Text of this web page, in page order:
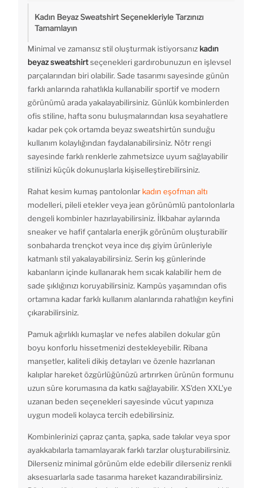
Kadın Beyaz Sweatshirt Seçenekleriyle Tarzınızı
Tamamlayın
Minimal ve zamansız stil oluşturmak istiyorsanız kadın
beyaz sweatshirtseçenekleri gardırobunuzun en işlevsel
parçalarından biri olabilir. Sade tasarımı sayesinde günün
farklı anlarında rahatlıkla kullanabilir sportif ve modern
görünümü arada yakalayabilirsiniz. Günlük kombinlerden
ofis stiline, hafta sonu buluşmalarından kısa seyahatlere
kadar pek çok ortamda beyaz sweatshirtün sunduğu
kullanım kolaylığından faydalanabilirsiniz. Nötr rengi
sayesinde farklı renklerle zahmetsizce uyum sağlayabilir
stilinizi küçük dokunuşlarla kişiselleştirebilirsiniz.
Rahat kesim kumaş pantolonlar kadın eşofman altı
modelleri, pileli etekler veya jean görünümlü pantolonlarla
dengeli kombinler hazırlayabilirsiniz. İlkbahar aylarında
sneaker ve hafif çantalarla enerjik görünüm oluşturabilir
sonbaharda trençkot veya ince dış giyim ürünleriyle
katmanlı stil yakalayabilirsiniz. Serin kış günlerinde
kabanların içinde kullanarak hem sıcak kalabilir hem de
sade şıklığınızı koruyabilirsiniz. Kampüs yaşamından ofis
ortamına kadar farklı kullanım alanlarında rahatlığın keyfini
çıkarabilirsiniz.
Pamuk ağırlıklı kumaşlar ve nefes alabilen dokular gün
boyu konforlu hissetmenizi destekleyebilir. Ribana
manşetler, kaliteli dikiş detayları ve özenle hazırlanan
kalıplar hareket özgürlüğünüzü artırırken ürünün formunu
uzun süre korumasına da katkı sağlayabilir. XS'den XXL'ye
uzanan beden seçenekleri sayesinde vücut yapınıza
uygun modeli kolayca tercih edebilirsiniz.
Kombinlerinizi çapraz çanta, şapka, sade takılar veya spor
ayakkabılarla tamamlayarak farklı tarzlar oluşturabilirsiniz.
Dilerseniz minimal görünüm elde edebilir dilerseniz renkli
aksesuarlarla sade tasarıma hareket kazandırabilirsiniz.